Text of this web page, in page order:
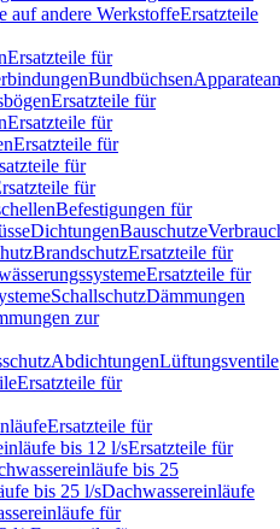
auf andere WerkstoffeErsatzteile
Ersatzteile für
Bundbüchsen
Ersatzteile für
Ersatzteile für
Ersatzteile für
für
für
Befestigungen für
DichtungenBauschutze
BrandschutzErsatzteile für
Ersatzteile für
SchallschutzDämmungen
zur
AbdichtungenLüftungsventile
Ersatzteile für
Ersatzteile für
bis 12 l/sErsatzteile für
bis 25
bis 25 l/sDachwassereinläufe
für